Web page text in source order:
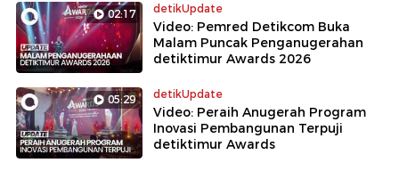
02:17 detikUpdate
Video: Pemred Detikcom Buka
Malam Puncak Penganugerahan
detiktimur Awards 2026
05:29 detikUpdate
Video: Peraih Anugerah Program
Inovasi Pembangunan Terpuji
detiktimur Awards